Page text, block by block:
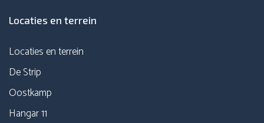
Locaties en terrein
Locaties en terrein
De Strip
Oostkamp
Hangar 11